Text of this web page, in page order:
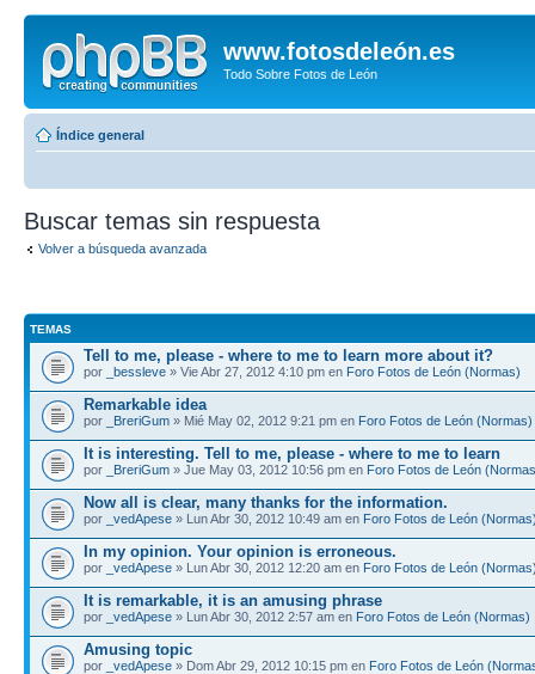
www.fotosdeleón.es
Todo Sobre Fotos de León
Índice general
Buscar temas sin respuesta
Volver a búsqueda avanzada
TEMAS
Tell to me, please - where to me to learn more about it?
por _bessleve » Vie Abr 27, 2012 4:10 pm en Foro Fotos de León (Normas)
Remarkable idea
por _BreriGum » Mié May 02, 2012 9:21 pm en Foro Fotos de León (Normas)
It is interesting. Tell to me, please - where to me to learn
por _BreriGum » Jue May 03, 2012 10:56 pm en Foro Fotos de León
Now all is clear, many thanks for the information.
por _vedApese » Lun Abr 30, 2012 10:49 am en Foro Fotos de León
In my opinion. Your opinion is erroneous.
por _vedApese » Lun Abr 30, 2012 12:20 am en Foro Fotos de León
It is remarkable, it is an amusing phrase
por _vedApese » Lun Abr 30, 2012 2:57 am en Foro Fotos de León (Normas)
Amusing topic
por _vedApese » Dom Abr 29, 2012 10:15 pm en Foro Fotos de León